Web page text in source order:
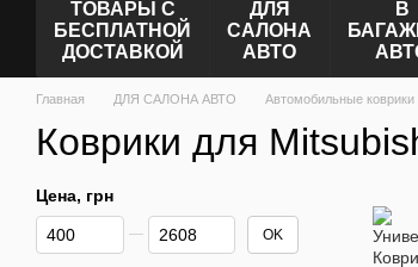
ТОВАРЫ С
БЕСПЛАТНОЙ
ДОСТАВКОЙ
ДЛЯ
САЛОНА
АВТО
В
Главная ДЛЯ САЛОНА АВТО Автомобильные коврики
Коврики для
Цена, грн
От Цена, грн
До Цена, грн OK